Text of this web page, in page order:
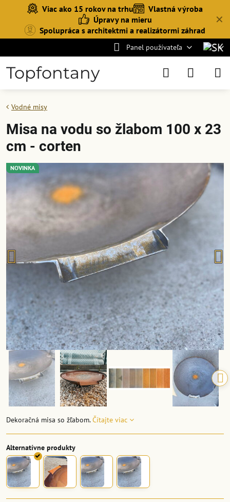
✕
Viac ako 15 rokov na trhu
Vlastná výroba
Úpravy na mieru
Spolupráca s architektmi a realizátormi záhrad
Panel používateľa
Topfontany
NOVINKA
Vodné misy
Misa na vodu so žlabom 100 x 23
cm - corten
Dekoračná misa so žľabom.Čítajte viac